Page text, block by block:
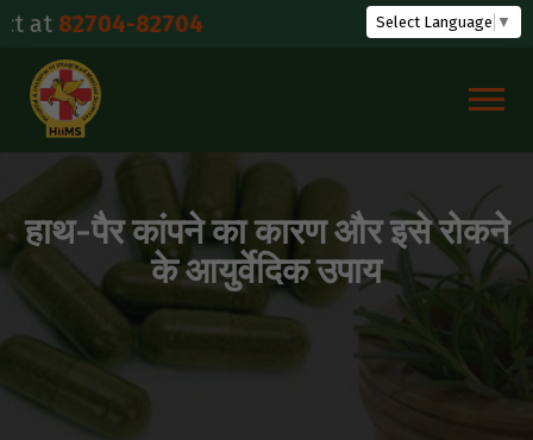
Skip
content
82704 Select Language ▼
हाथ-पैर कांपने का कारण और इसे रोकने
के आयुर्वेदिक उपाय